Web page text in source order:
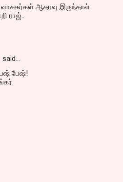
ஆதரவு இருந்தால்
ராஜ்..
said…
பேஷ்!